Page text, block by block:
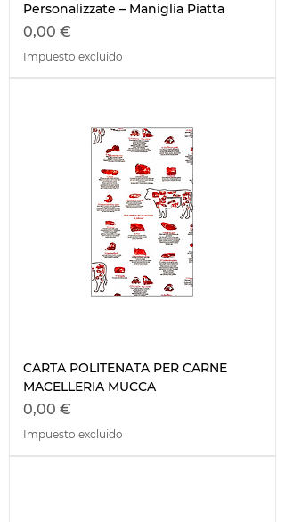
Personalizzate – Maniglia Piatta
Precio
0,00 €
Impuesto excluido
CARTA POLITENATA PER CARNE
MACELLERIA MUCCA
Precio
0,00 €
Impuesto excluido